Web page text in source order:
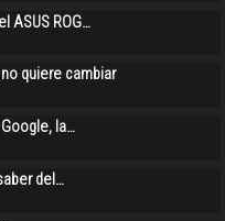
ASUS ROG…
quiere cambiar
la…
del…